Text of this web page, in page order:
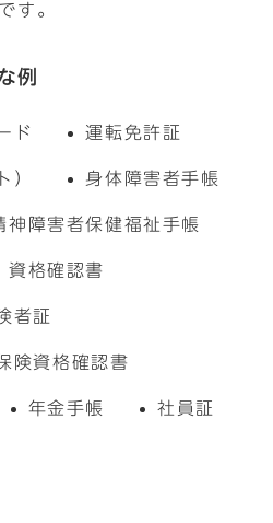
す。
例
ド 運転免許証
） 身体障害者手帳
神障害者保健福祉手帳
資格確認書
者証
険資格確認書
年金手帳 社員証